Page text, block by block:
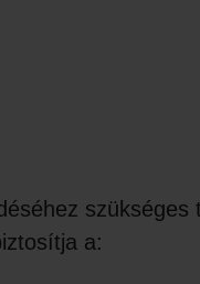
szükséges
a: